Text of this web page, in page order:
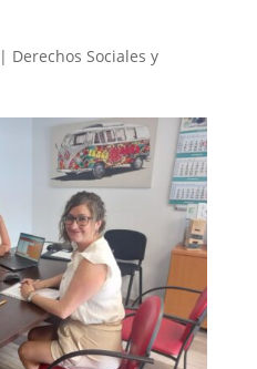
| Derechos Sociales y